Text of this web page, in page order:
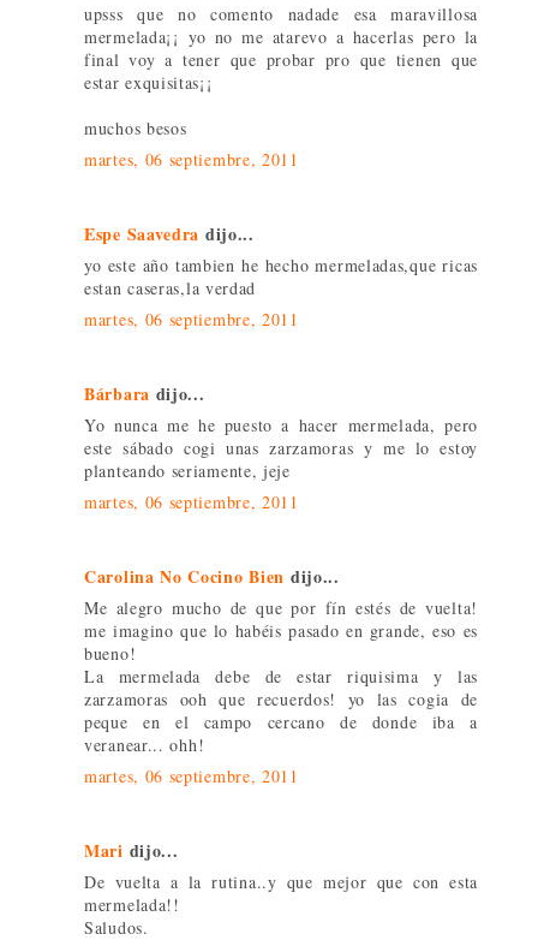
upsss que no comento nadade esa maravillosa
mermelada¡¡ yo no me atarevo a hacerlas pero la
final voy a tener que probar pro que tienen que
estar exquisitas¡¡
muchos besos
martes, 06 septiembre, 2011
Espe Saavedra dijo...
yo este año tambien he hecho mermeladas,que ricas
estan caseras,la verdad
martes, 06 septiembre, 2011
Bárbara dijo...
Yo nunca me he puesto a hacer mermelada, pero
este sábado cogi unas zarzamoras y me lo estoy
planteando seriamente, jeje
martes, 06 septiembre, 2011
Carolina No Cocino Bien dijo...
Me alegro mucho de que por fín estés de vuelta!
me imagino que lo habéis pasado en grande, eso es
bueno!
La mermelada debe de estar riquisima y las
zarzamoras ooh que recuerdos! yo las cogia de
peque en el campo cercano de donde iba a
veranear... ohh!
martes, 06 septiembre, 2011
Mari dijo...
De vuelta a la rutina..y que mejor que con esta
mermelada!!
Saludos.